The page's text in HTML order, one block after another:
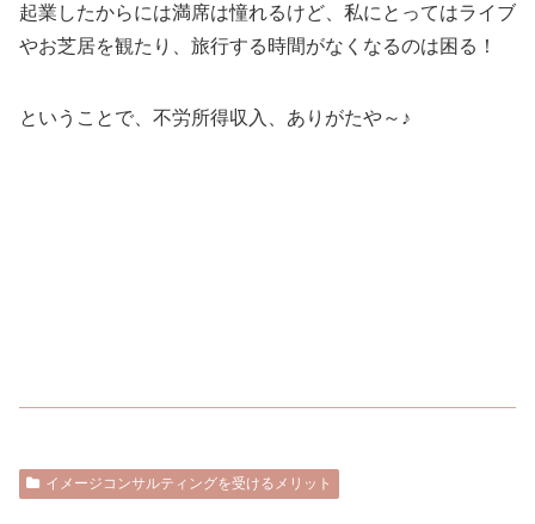
起業したからには満席は憧れるけど、私にとってはライブ
やお芝居を観たり、旅行する時間がなくなるのは困る！
ということで、不労所得収入、ありがたや～♪
イメージコンサルティングを受けるメリット